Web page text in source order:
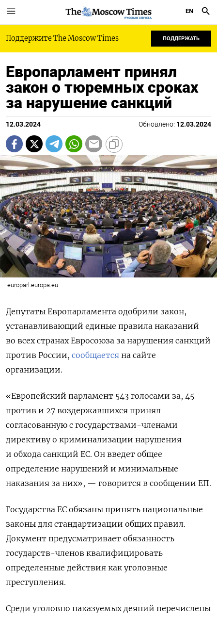
РУССКАЯ СЛУЖБА
EN
Поддержите The Moscow Times ПОДДЕРЖАТЬ
Европарламент принял
закон о тюремных сроках
за нарушение санкций
12.03.2024 Обновлено: 12.03.2024
europarl.europa.eu
Депутаты Европарламента одобрили закон,
устанавливающий единые правила наказаний
во всех странах Евросоюза за нарушения санкций
против России, сообщается на сайте
организации.
«Европейский парламент 543 голосами за, 45
против и 27 воздержавшихся принял
согласованную с государствами-членами
директиву о криминализации нарушения
и обхода санкций ЕС. Он введет общее
определение нарушений и минимальные
наказания за них», — говорится в сообщении ЕП.
Государства ЕС обязаны принять национальные
законы для стандартизации общих правил.
Документ предусматривает обязанность
государств-членов квалифицировать
определенные действия как уголовные
преступления.
Среди уголовно наказуемых деяний перечислены